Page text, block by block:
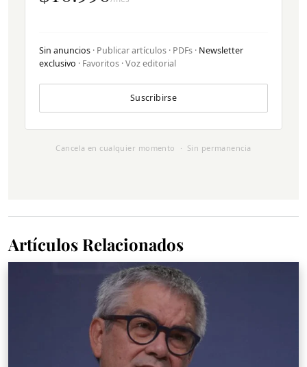
Sin anuncios · Publicar artículos · PDFs · Newsletter
exclusivo · Favoritos · Voz editorial
Suscribirse
Cancela en cualquier momento · Sin permanencia
Artículos Relacionados